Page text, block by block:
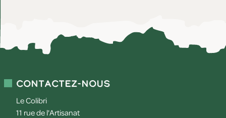
Contactez-nous
Le Colibri
11 rue de l'Artisanat